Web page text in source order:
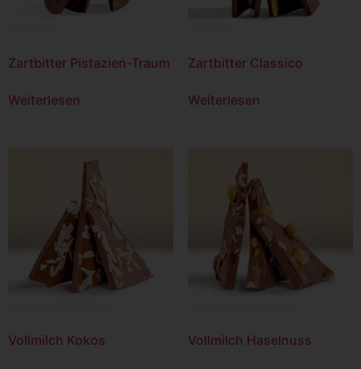
Zartbitter Pistazien-Traum
Weiterlesen
Zartbitter Classico
Weiterlesen
Vollmilch Kokos Vollmilch Haselnuss